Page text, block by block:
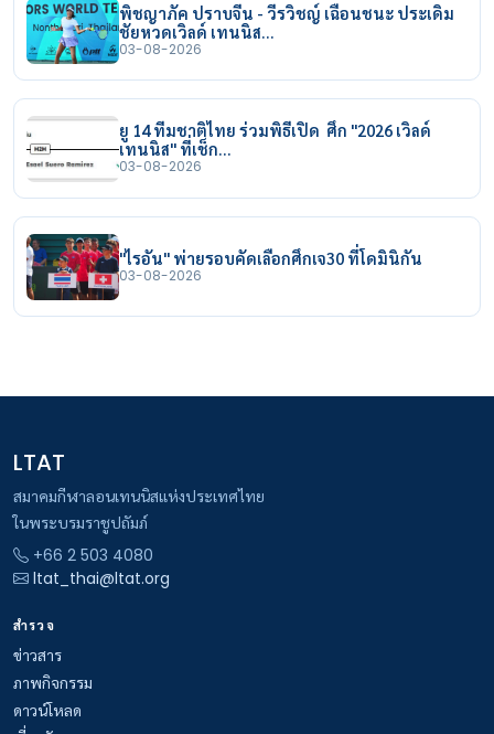
พิชญาภัค ปราบจีน - วีรวิชญ์ เฉือนชนะ ประเดิม
ชัยหวดเวิลด์ เทนนิส…
03-08-2026
ยู 14 ทีมชาติไทย ร่วมพิธีเปิด ศึก "2026 เวิลด์
เทนนิส" ที่เช็ก…
03-08-2026
"ไรอัน" พ่ายรอบคัดเลือกศึกเจ30 ที่โดมินิกัน
03-08-2026
LTAT
สมาคมกีฬาลอนเทนนิสแห่งประเทศไทย
ในพระบรมราชูปถัมภ์
+66 2 503 4080
ltat_thai@ltat.org
สำรวจ
ข่าวสาร
ภาพกิจกรรม
ดาวน์โหลด